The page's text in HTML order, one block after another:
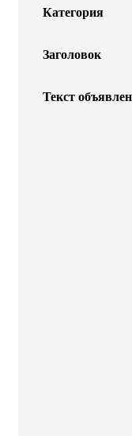
Категория
Заголовок
Текст